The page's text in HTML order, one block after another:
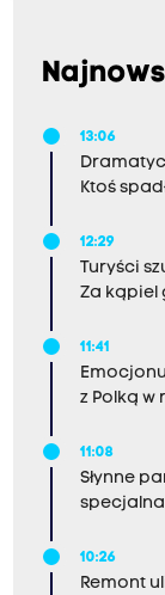
13:06
Ktoś
12:29
Turyści
Za kąpiel
11:41
z Polką w
11:08
Słynne
10:26
Remont